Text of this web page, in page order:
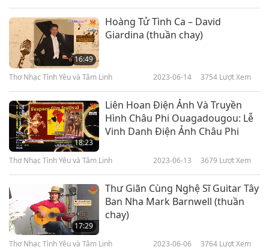
16:49
Hoàng Tử Tình Ca – David
Giardina (thuần chay)
Thơ Nhạc Tình Yêu và Tâm Linh 2023-06-14 3754 Lượt Xem
18:23
Liên Hoan Điện Ảnh Và Truyền
Hình Châu Phi Ouagadougou: Lễ
Vinh Danh Điện Ảnh Châu Phi
Thơ Nhạc Tình Yêu và Tâm Linh 2023-06-13 3679 Lượt Xem
17:29
Thư Giãn Cùng Nghệ Sĩ Guitar Tây
Ban Nha Mark Barnwell (thuần
chay)
Thơ Nhạc Tình Yêu và Tâm Linh 2023-06-06 3764 Lượt Xem